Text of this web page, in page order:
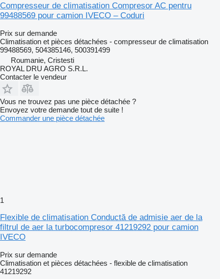
Compresseur de climatisation Compresor AC pentru
99488569 pour camion IVECO – Coduri
Prix sur demande
Climatisation et pièces détachées - compresseur de climatisation
99488569, 504385146, 500391499
Roumanie, Cristesti
ROYAL DRU AGRO S.R.L.
Contacter le vendeur
Vous ne trouvez pas une pièce détachée ?
Envoyez votre demande tout de suite !
Commander une pièce détachée
1
Flexible de climatisation Conductă de admisie aer de la
filtrul de aer la turbocompresor 41219292 pour camion
IVECO
Prix sur demande
Climatisation et pièces détachées - flexible de climatisation
41219292